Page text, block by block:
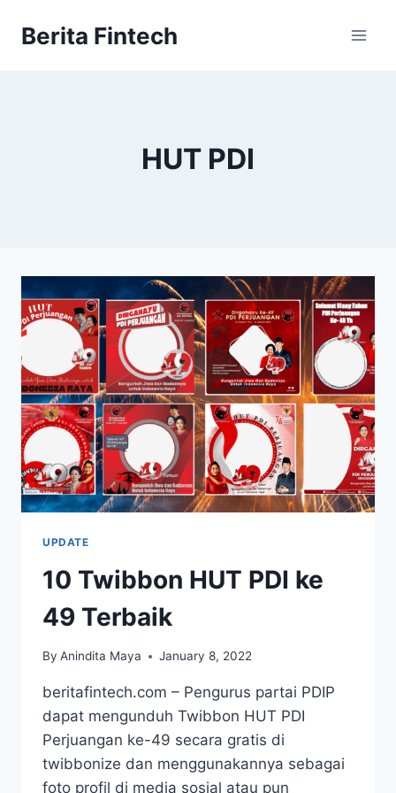
Berita Fintech
HUT PDI
UPDATE
10 Twibbon HUT PDI ke
49 Terbaik
By Anindita Maya January 8, 2022
beritafintech.com – Pengurus partai PDIP
dapat mengunduh Twibbon HUT PDI
Perjuangan ke-49 secara gratis di
twibbonize dan menggunakannya sebagai
foto profil di media sosial atau pun